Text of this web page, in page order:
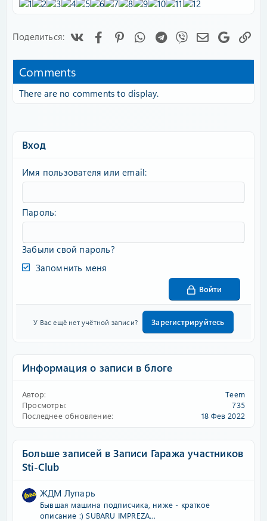
Поделиться: FacebookPinterestWhatsAppTelegram
Viber Google
Comments
There are no comments to display.
Вход
Имя пользователя или email
Пароль
Забыли свой пароль?
Запомнить меня
Войти
У Вас ещё нет учётной записи? Зарегистрируйтесь
Информация о записи в блоге
Автор
Teem
Просмотры
735
Последнее обновление
18 Фев 2022
Больше записей в Записи Гаража участников
Sti-Club
ЖДМ Лупарь
Бывшая машина подписчика, ниже - краткое
описание :) SUBARU IMPREZA...